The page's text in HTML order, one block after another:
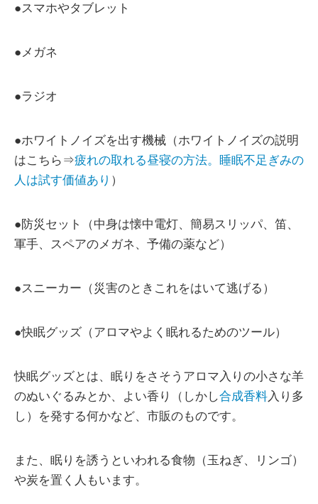
●スマホやタブレット
●メガネ
●ラジオ
●ホワイトノイズを出す機械（ホワイトノイズの説明
はこちら⇒疲れの取れる昼寝の方法。睡眠不足ぎみの
人は試す価値あり ）
●防災セット（中身は懐中電灯、簡易スリッパ、笛、
軍手、スペアのメガネ、予備の薬など）
●スニーカー（災害のときこれをはいて逃げる）
●快眠グッズ（アロマやよく眠れるためのツール）
快眠グッズとは、眠りをさそうアロマ入りの小さな羊
のぬいぐるみとか、よい香り（しかし合成香料入り多
し）を発する何かなど、市販のものです。
また、眠りを誘うといわれる食物（玉ねぎ、リンゴ）
や炭を置く人もいます。